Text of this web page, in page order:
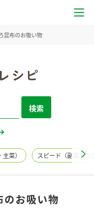
昆布のお吸い物
検索
菜） スピード（副菜・つ
のお吸い物